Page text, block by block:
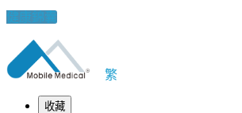
健康錦囊
繁
收藏